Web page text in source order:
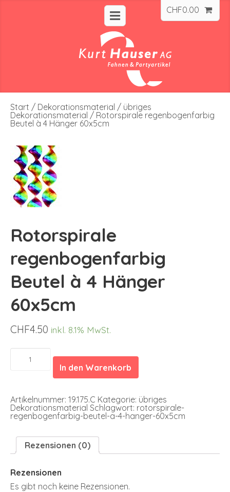
CHF0.00
Start / Dekorationsmaterial / übriges
Dekorationsmaterial / Rotorspirale regenbogenfarbig
Beutel à 4 Hänger 60x5cm
Rotorspirale
regenbogenfarbig
Beutel à 4 Hänger
60x5cm
CHF4.50 inkl. 8.1% MwSt.
Rotorspirale
regenbogenfarbig
Beutel
60x5cm
Menge
In den Warenkorb
Artikelnummer: 19.175.C Kategorie: übriges
Dekorationsmaterial Schlagwort: rotorspirale-
regenbogenfarbig-beutel-a-4-hanger-60x5cm
Rezensionen (0)
Rezensionen
Es gibt noch keine Rezensionen.